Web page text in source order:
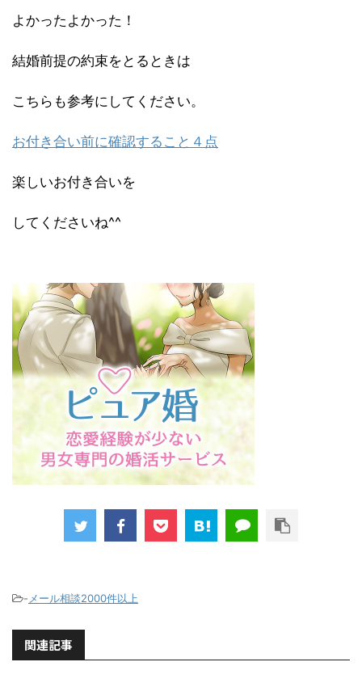
よかったよかった！
結婚前提の約束をとるときは
こちらも参考にしてください。
お付き合い前に確認すること４点
楽しいお付き合いを
してくださいね^^
- メール相談2000件以上
関連記事